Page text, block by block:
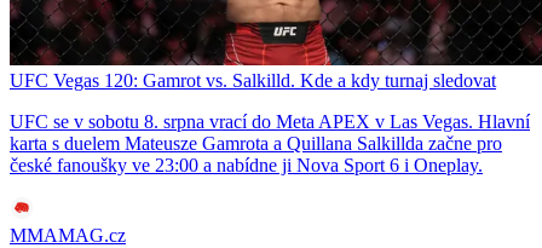
UFC Vegas 120: Gamrot vs. Salkilld. Kde a kdy turnaj sledovat
UFC se v sobotu 8. srpna vrací do Meta APEX v Las Vegas. Hlavní
karta s duelem Mateusze Gamrota a Quillana Salkillda začne pro
české fanoušky ve 23:00 a nabídne ji Nova Sport 6 i Oneplay.
MMAMAG.cz